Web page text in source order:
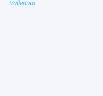
Vallenato